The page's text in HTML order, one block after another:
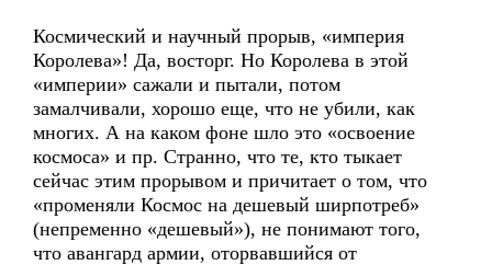
Космический и научный прорыв, «империя
Королева»! Да, восторг. Но Королева в этой
«империи» сажали и пытали, потом
замалчивали, хорошо еще, что не убили, как
многих. А на каком фоне шло это «освоение
космоса» и пр. Странно, что те, кто тыкает
сейчас этим прорывом и причитает о том, что
«променяли Космос на дешевый ширпотреб»
(непременно «дешевый»), не понимают того,
что авангард армии, оторвавшийся от